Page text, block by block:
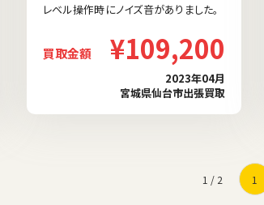
レベル操作時にノイズ音がありました。
買取金額 ¥109,200
2023年04月
宮城県仙台市出張買取
1 / 2 1